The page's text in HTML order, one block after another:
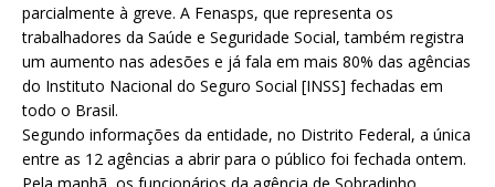
parcialmente à greve. A Fenasps, que representa os
trabalhadores da Saúde e Seguridade Social, também registra
um aumento nas adesões e já fala em mais 80% das agências
do Instituto Nacional do Seguro Social [INSS] fechadas em
todo o Brasil.
Segundo informações da entidade, no Distrito Federal, a única
entre as 12 agências a abrir para o público foi fechada ontem.